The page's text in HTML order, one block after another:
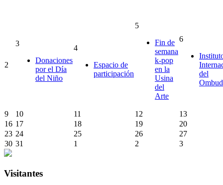
2
3
Donaciones
por el Día
del Niño
4
Espacio de
participación
5
Fin de
semana
k-pop
en la
Usina
del
Arte
6
del
9 10 11 12
13
16 17 18 19
20
23 24 25 26
27
30 31 1 2 3
Visitantes